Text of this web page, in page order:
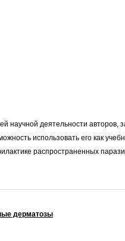
научной деятельности
использовать его как
распространенных
дерматозы